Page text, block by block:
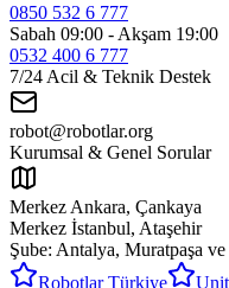
0850 532 6 777
Sabah 09:00 - Akşam 19:00
0532 400 6 777
7/24 Acil & Teknik Destek
robot@robotlar.org
Kurumsal & Genel Sorular
Merkez Ankara, Çankaya
Merkez İstanbul, Ataşehir
Şube: Antalya, Muratpaşa ve
Robotlar Türkiye